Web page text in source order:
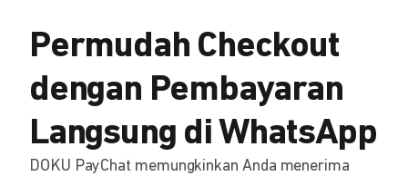
Permudah Checkout
dengan Pembayaran
Langsung di WhatsApp
DOKU PayChat memungkinkan Anda menerima